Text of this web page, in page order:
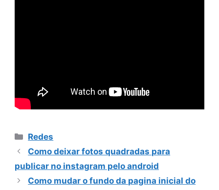
Categorias
Redes
Como deixar fotos quadradas para
publicar no instagram pelo android
Como mudar o fundo da pagina inicial do